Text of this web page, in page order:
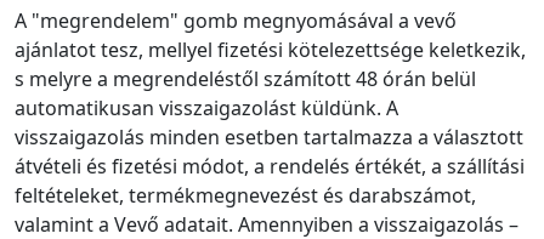
A "megrendelem" gomb megnyomásával a vevő
ajánlatot tesz, mellyel fizetési kötelezettsége keletkezik,
s melyre a megrendeléstől számított 48 órán belül
automatikusan visszaigazolást küldünk. A
visszaigazolás minden esetben tartalmazza a választott
átvételi és fizetési módot, a rendelés értékét, a szállítási
feltételeket, termékmegnevezést és darabszámot,
valamint a Vevő adatait. Amennyiben a visszaigazolás –